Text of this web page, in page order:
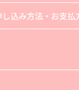
込み方法・お支払